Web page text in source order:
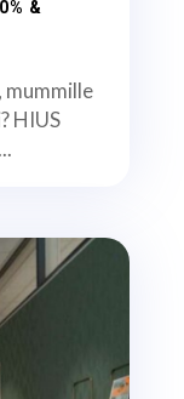
&
mummille
HIUS